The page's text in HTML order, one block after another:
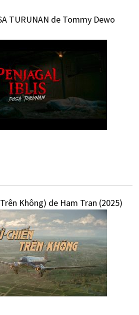
TURUNAN de Tommy Dewo
Không) de Ham Tran (2025)